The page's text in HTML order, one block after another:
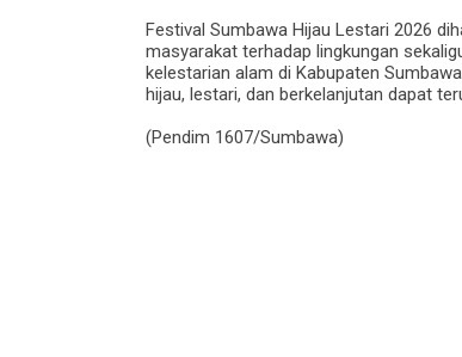
‎Festival Sumbawa Hijau Lestari 2026
masyarakat terhadap lingkungan
kelestarian alam di Kabupaten
hijau, lestari, dan berkelanjutan dapat
‎(Pendim 1607/Sumbawa)